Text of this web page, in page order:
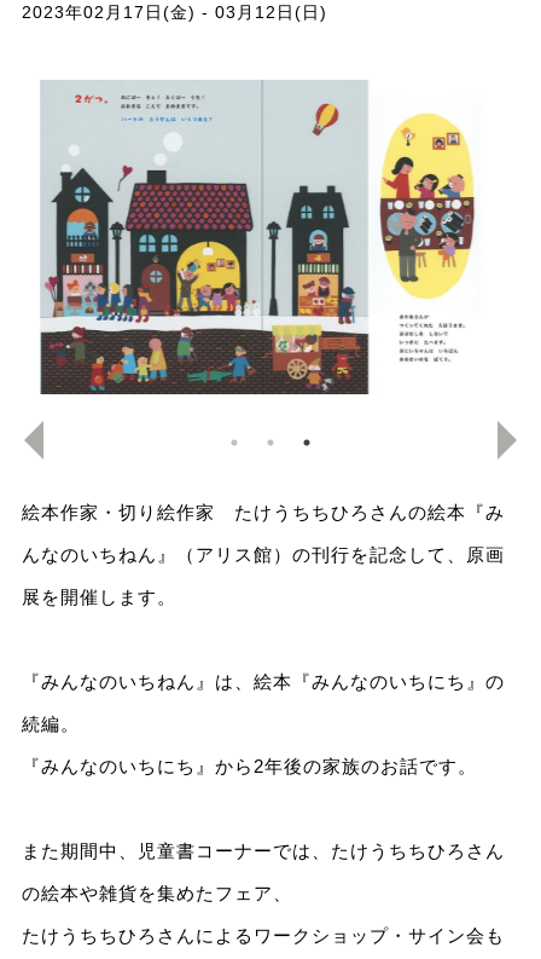
2023年02月17日(金) - 03月12日(日)
絵本作家・切り絵作家 たけうちちひろさんの絵本『み
んなのいちねん』（アリス館）の刊行を記念して、原画
展を開催します。
『みんなのいちねん』は、絵本『みんなのいちにち』の
続編。
『みんなのいちにち』から2年後の家族のお話です。
また期間中、児童書コーナーでは、たけうちちひろさん
の絵本や雑貨を集めたフェア、
たけうちちひろさんによるワークショップ・サイン会も